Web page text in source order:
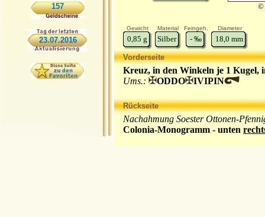
157
23.07.2016
©
Gewicht Material Feingeh. Diameter
0,85 g Silber - ‰ 18,0 mm
Vorderseite
Kreuz, in den Winkeln je 1 Kugel,
Ums.:
ODDO IVIPIN
Rückseite
Nachahmung Soester Ottonen-
Colonia-Monogramm - unten